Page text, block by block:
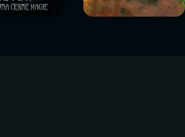
nyní
nyní